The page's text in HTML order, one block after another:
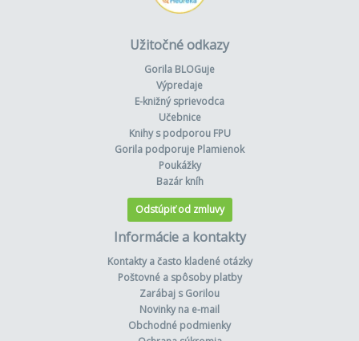
Užitočné odkazy
Gorila BLOGuje
Výpredaje
E-knižný sprievodca
Učebnice
Knihy s podporou FPU
Gorila podporuje Plamienok
Poukážky
Bazár kníh
Odstúpiť od zmluvy
Informácie a kontakty
Kontakty a často kladené otázky
Poštovné a spôsoby platby
Zarábaj s Gorilou
Novinky na e-mail
Obchodné podmienky